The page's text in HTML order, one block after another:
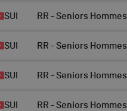
SUI RR - Seniors Hommes
SUI RR - Seniors Hommes
SUI RR - Seniors Hommes
SUI RR - Seniors Hommes